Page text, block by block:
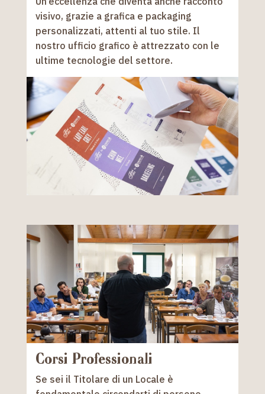
visivo, grazie a grafica e packaging
personalizzati, attenti al tuo stile. Il
nostro ufficio grafico è attrezzato con le
ultime tecnologie del settore.
Corsi Professionali
Se sei il Titolare di un Locale è